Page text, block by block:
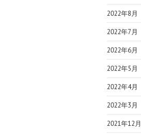
2022年8月
2022年7月
2022年6月
2022年5月
2022年4月
2022年3月
2021年12月